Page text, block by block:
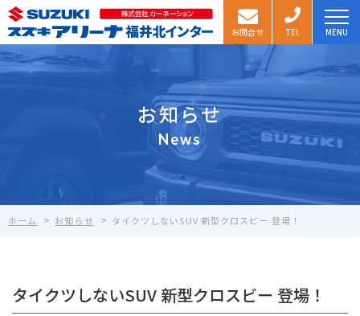
カーラインナップ
試乗予約
キャンペーン情報
ブログ
メンテナンス
地域No.1の展示車・試乗車数
お問合せ TEL MENU
お知らせ
News
ホーム > お知らせ > タイクツしないSUV 新型クロスビー 登場！
タイクツしないSUV 新型クロスビー 登場！